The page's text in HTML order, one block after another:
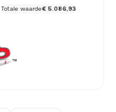
Totale waarde€ 5.086,93